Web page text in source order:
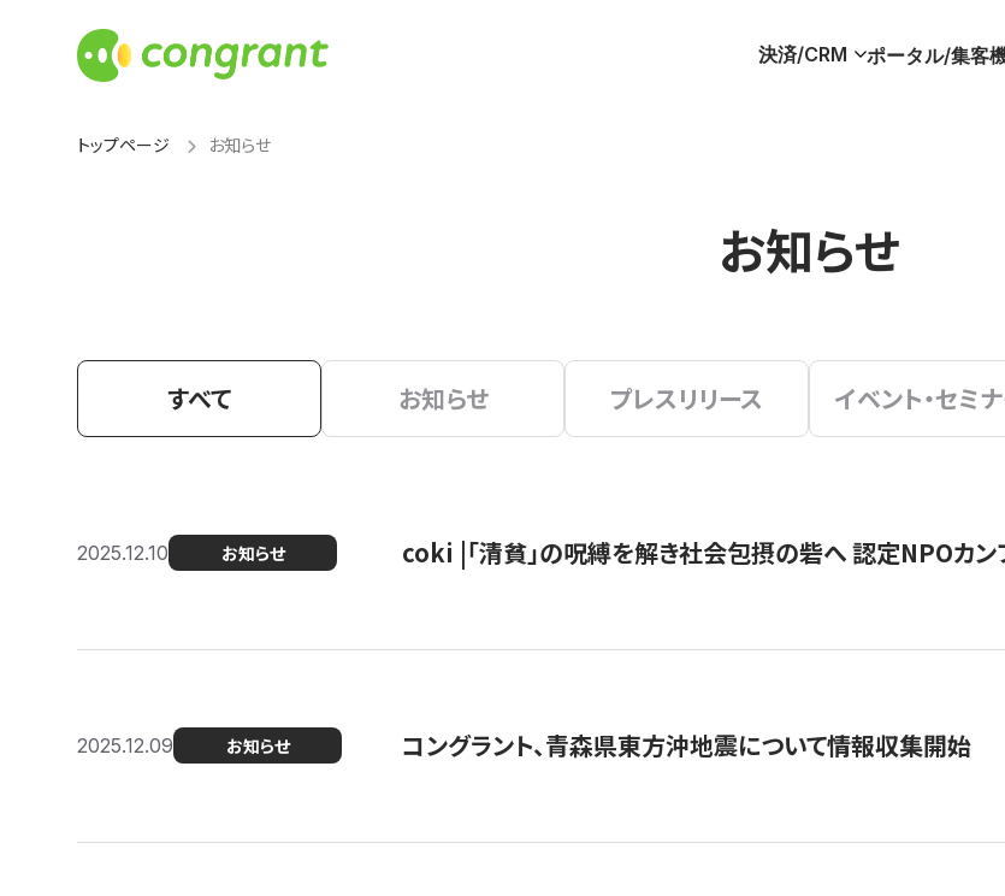
決済/CRM ポータル/集客
トップページ お知らせ
お知らせ
すべて お知らせ プレスリリース イベント・セミ
2025.12.10 お知らせ coki |「清貧」の呪縛を解き社会包摂の砦へ 認定NPOカ
2025.12.09 お知らせ コングラント、青森県東方沖地震について情報収集開始